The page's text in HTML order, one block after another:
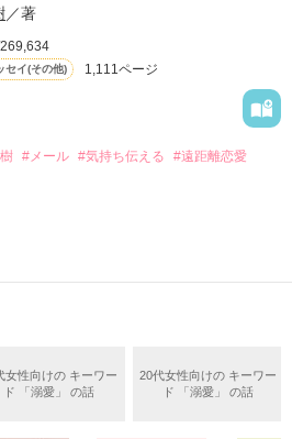
作品を読む
ススメの料理を
絶えないという、
んが
取り入れられる
。
や、
／著
セイ(その他) 1,111ページ
#メール #気持ち伝える
#遠距離恋愛
つづきの日々を過ごすかたわら、妻
ことで『しあわせが、しあわせを、
、気持ちをもっと上手に伝える、こ
女性向けの キーワー
ド 「溺愛」 の話
20代女性向けの キーワー
ド 「溺愛」 の話